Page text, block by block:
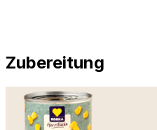
Zubereitung